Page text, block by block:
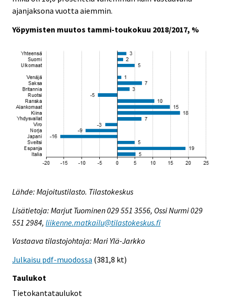
ajanjaksona vuotta aiemmin.
Yöpymisten muutos tammi-toukokuu 2018/2017, %
Lähde: Majoitustilasto. Tilastokeskus
Lisätietoja: Marjut Tuominen 029 551 3556, Ossi Nurmi 029
551 2984, liikenne.matkailu@tilastokeskus.fi
Vastaava tilastojohtaja: Mari Ylä-Jarkko
Julkaisu pdf-muodossa (381,8 kt)
Taulukot
Tietokantataulukot